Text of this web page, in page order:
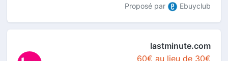
Proposé par Ebuyclub
lastminute.com
60€ au lieu de 30€